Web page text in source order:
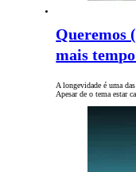
Queremos
mais
A longevidade é uma
Apesar de o tema estar